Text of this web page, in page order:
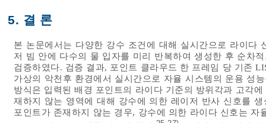
5. 결 론
본 논문에서는 다양한 강수 조건에 대해 실시간으로 라이다
저 빔 안에 다수의 물 입자를 미리 반복하여 생성한 후 순차
검증하였다. 검증 결과, 포인트 클라우드 한 프레임 당 기존
가상의 악천후 환경에서 실시간으로 자율 시스템의 운용 성
방식은 입력된 배경 포인트의 라이다 기준의 방위각과 고각
재하지 않는 영역에 대해 강수에 의한 레이저 반사 신호를
포인트가 존재하지 않는 경우, 강수에 의한 라이다 신호는